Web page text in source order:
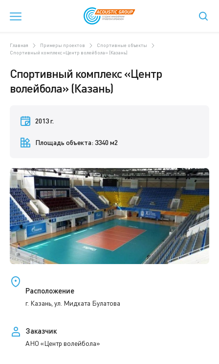
Главная Примеры проектов
Спортивные объекты
Спортивный комплекс «Центр волейбола» (Казань)
Спортивный комплекс «Центр
волейбола» (Казань)
2013 г.
Площадь объекта: 3340 м2
Расположение
г. Казань, ул. Мидхата Булатова
Заказчик
АНО «Центр волейбола»